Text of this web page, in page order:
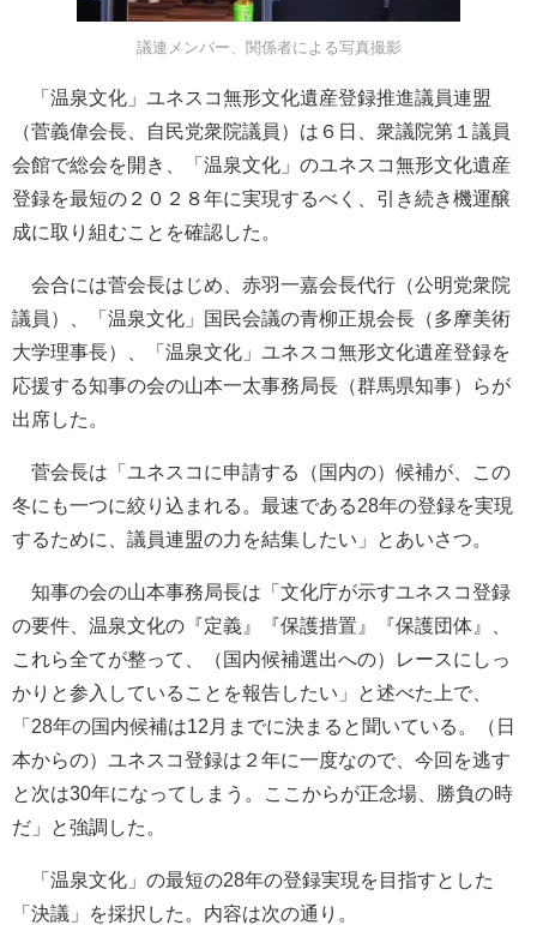
議連メンバー、関係者による写真撮影
「温泉文化」ユネスコ無形文化遺産登録推進議員連盟
（菅義偉会長、自民党衆院議員）は６日、衆議院第１議員
会館で総会を開き、「温泉文化」のユネスコ無形文化遺産
登録を最短の２０２８年に実現するべく、引き続き機運醸
成に取り組むことを確認した。
会合には菅会長はじめ、赤羽一嘉会長代行（公明党衆院
議員）、「温泉文化」国民会議の青柳正規会長（多摩美術
大学理事長）、「温泉文化」ユネスコ無形文化遺産登録を
応援する知事の会の山本一太事務局長（群馬県知事）らが
出席した。
菅会長は「ユネスコに申請する（国内の）候補が、この
冬にも一つに絞り込まれる。最速である28年の登録を実現
するために、議員連盟の力を結集したい」とあいさつ。
知事の会の山本事務局長は「文化庁が示すユネスコ登録
の要件、温泉文化の『定義』『保護措置』『保護団体』、
これら全てが整って、（国内候補選出への）レースにしっ
かりと参入していることを報告したい」と述べた上で、
「28年の国内候補は12月までに決まると聞いている。（日
本からの）ユネスコ登録は２年に一度なので、今回を逃す
と次は30年になってしまう。ここからが正念場、勝負の時
だ」と強調した。
「温泉文化」の最短の28年の登録実現を目指すとした
「決議」を採択した。内容は次の通り。